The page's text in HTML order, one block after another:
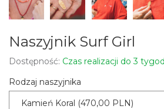
Naszyjnik Surf Girl
Dostępność: Czas realizacji do 3
Rodzaj naszyjnika
Kamień Koral (470,00 PLN)